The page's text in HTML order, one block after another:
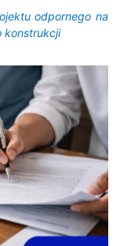
odpornego na
konstrukcji